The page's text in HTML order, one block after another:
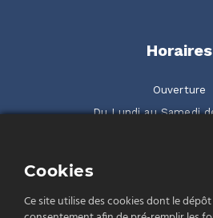
Horaires
Ouverture
Du Lundi au Samedi
Cookies
Ce site utilise des cookies dont le